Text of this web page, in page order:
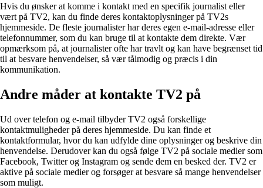
Hvis du ønsker at komme i kontakt med en specifik journalist eller
vært på TV2, kan du finde deres kontaktoplysninger på TV2s
hjemmeside. De fleste journalister har deres egen e-mail-adresse eller
telefonnummer, som du kan bruge til at kontakte dem direkte. Vær
opmærksom på, at journalister ofte har travlt og kan have begrænset tid
til at besvare henvendelser, så vær tålmodig og præcis i din
kommunikation.
Andre måder at kontakte TV2 på
Ud over telefon og e-mail tilbyder TV2 også forskellige
kontaktmuligheder på deres hjemmeside. Du kan finde et
kontaktformular, hvor du kan udfylde dine oplysninger og beskrive din
henvendelse. Derudover kan du også følge TV2 på sociale medier som
Facebook, Twitter og Instagram og sende dem en besked der. TV2 er
aktive på sociale medier og forsøger at besvare så mange henvendelser
som muligt.